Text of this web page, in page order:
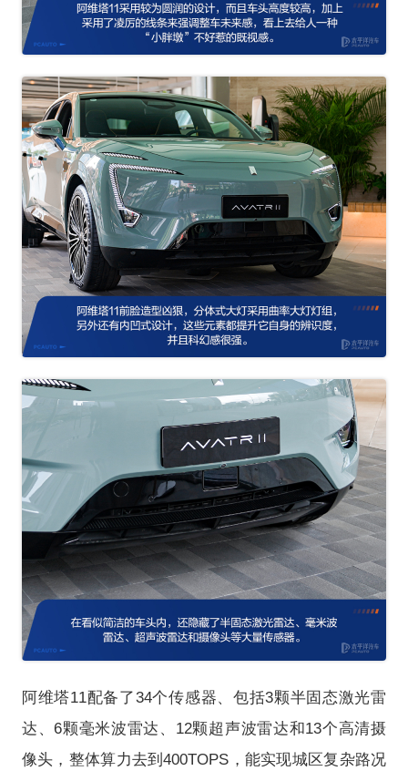
阿维塔11配备了34个传感器、包括3颗半固态激光雷
达、6颗毫米波雷达、12颗超声波雷达和13个高清摄
像头，整体算力去到400TOPS，能实现城区复杂路况